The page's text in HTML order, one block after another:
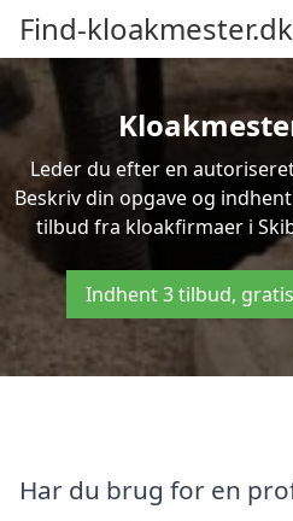
Find-kloakmester.dk
Leder du efter en
Beskriv din opgave og
tilbud fra kloakfirmaer i
Indhent 3 tilbud,
Har du brug for en